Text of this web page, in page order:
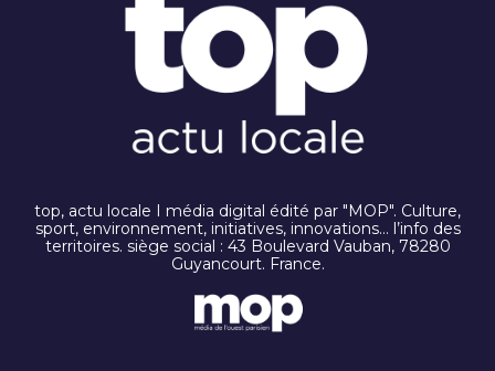
top, actu locale I média digital édité par "MOP". Culture,
sport, environnement, initiatives, innovations… l’info des
territoires. siège social : 43 Boulevard Vauban, 78280
Guyancourt. France.